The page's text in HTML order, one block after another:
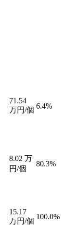
71.54
万円/個 6.4%
8.02 万
円/個
80.3%
15.17
万円/個
100.0%